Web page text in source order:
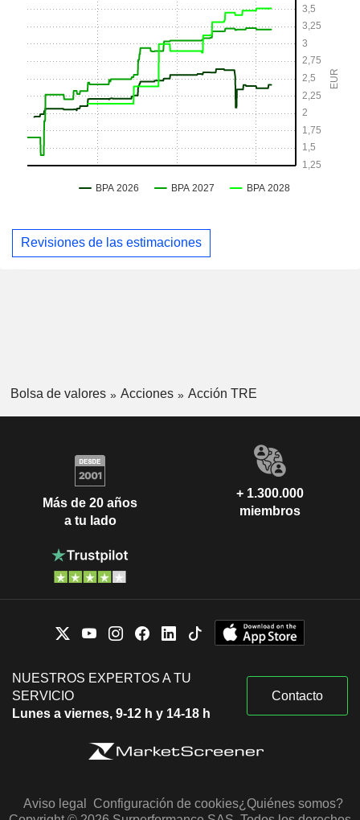
Revisiones de las estimaciones
Bolsa de valores Acciones Acción TRE
Más de 20 años
a tu lado
+ 1.300.000
miembros
NUESTROS EXPERTOS A TU
SERVICIO
Lunes a viernes, 9-12 h y 14-18 h
Contacto
Aviso legal Configuración de cookies¿Quiénes somos?